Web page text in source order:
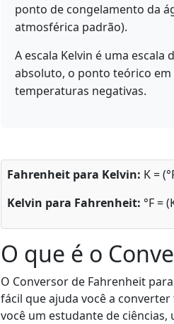
ponto de congelamento da
atmosférica padrão).
A escala Kelvin é uma
absoluto, o ponto teórico
temperaturas negativas.
Fahrenheit para Kelvin: K =
Kelvin para Fahrenheit: °F =
O que é o
O Conversor de Fahrenheit
fácil que ajuda você a converter
você um estudante de